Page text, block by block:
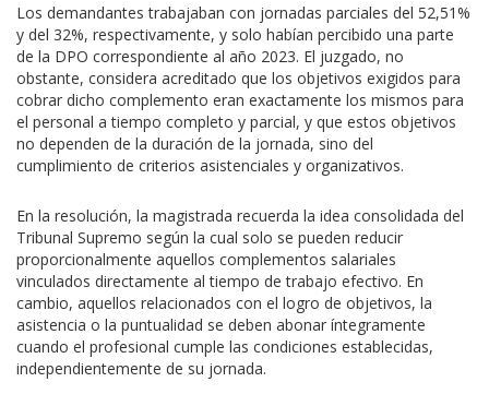
Los demandantes trabajaban con jornadas parciales del 52,51%
y del 32%, respectivamente, y solo habían percibido una parte
de la DPO correspondiente al año 2023. El juzgado, no
obstante, considera acreditado que los objetivos exigidos para
cobrar dicho complemento eran exactamente los mismos para
el personal a tiempo completo y parcial, y que estos objetivos
no dependen de la duración de la jornada, sino del
cumplimiento de criterios asistenciales y organizativos.
En la resolución, la magistrada recuerda la idea consolidada del
Tribunal Supremo según la cual solo se pueden reducir
proporcionalmente aquellos complementos salariales
vinculados directamente al tiempo de trabajo efectivo. En
cambio, aquellos relacionados con el logro de objetivos, la
asistencia o la puntualidad se deben abonar íntegramente
cuando el profesional cumple las condiciones establecidas,
independientemente de su jornada.